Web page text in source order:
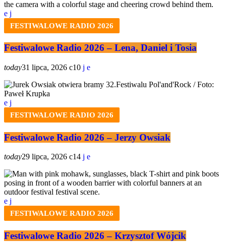
FESTIWALOWE RADIO 2026
Festiwalowe Radio 2026 – Lena, Daniel i Tosia
today31 lipca, 2026 10
FESTIWALOWE RADIO 2026
Festiwalowe Radio 2026 – Jerzy Owsiak
today29 lipca, 2026 14
FESTIWALOWE RADIO 2026
Festiwalowe Radio 2026 – Krzysztof Wójcik